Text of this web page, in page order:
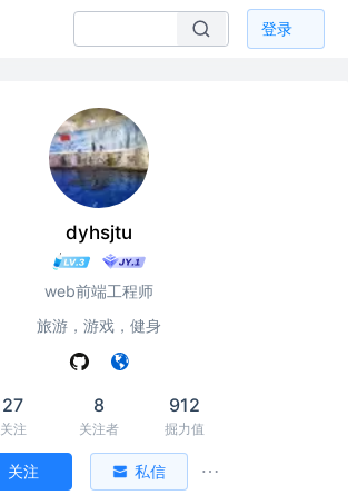
登录
dyhsjtu
web前端工程师
旅游，游戏，健身
27
关注
8
关注者
912
掘力值
关注 私信